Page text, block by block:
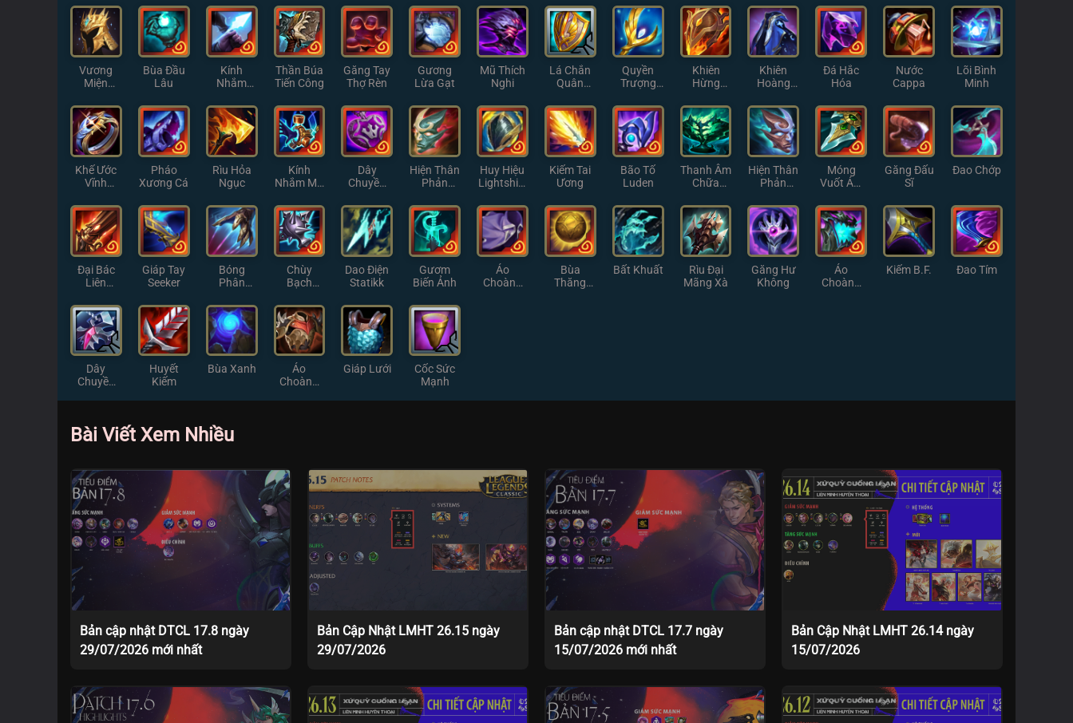
Vương
Miện
Bùa Đầu
Lâu
Kính
Nhắm
Thần Búa
Tiến Công
Găng Tay
Thợ Rèn
Gương
Lừa Gạt
Mũ Thích
Nghi
Lá Chắn
Quân
Quyền
Trượng
Thần
Khiên
Hừng
Khiên
Hoàng
Đá Hắc
Hóa
Nước
Cappa
Lõi Bình
Minh
Khế Ước
Vĩnh
Pháo
Xương Cá
Rìu Hỏa
Ngục
Kính
Nhắm Ma
Dây
Chuyền
Hiện Thân
Phản
Nhỏ
Huy Hiệu
Lightshiel
Kiếm Tai
Ương
Bão Tố
Luden
Thanh Âm
Chữa
Hiện Thân
Phản
Móng
Vuốt Ám
Găng Đấu
Sĩ
Đao Chớp
Đại Bác
Liên
Giáp Tay
Seeker
Bóng
Phân
Chùy
Bạch
Dao Điện
Statikk
Gươm
Biến Ảnh
Áo
Choàng
Bùa
Thăng
Bất Khuất
Rìu Đại
Mãng Xà
Găng Hư
Không
Áo
Choàng
Kiếm B.F. Đao Tím
Dây
Chuyền
Huyết
Kiếm
Bùa Xanh
Áo
Choàng
Giáp Lưới
Cốc Sức
Mạnh
Bài Viết Xem Nhiều
Bản cập nhật DTCL 17.8 ngày
29/07/2026 mới nhất
Bản Cập Nhật LMHT 26.15 ngày
29/07/2026
Bản cập nhật DTCL 17.7 ngày
15/07/2026 mới nhất
Bản Cập Nhật LMHT 26.14 ngày
15/07/2026